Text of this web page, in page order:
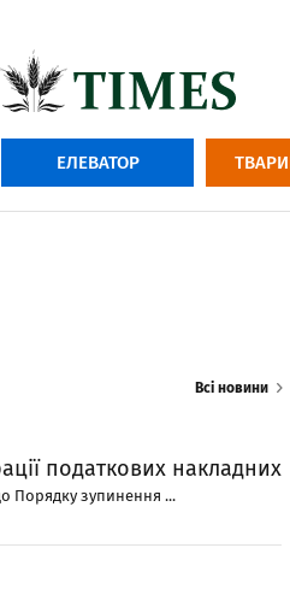
ЕЛЕВАТОР
Всі новини
податкових накладних
Порядку зупинення ...